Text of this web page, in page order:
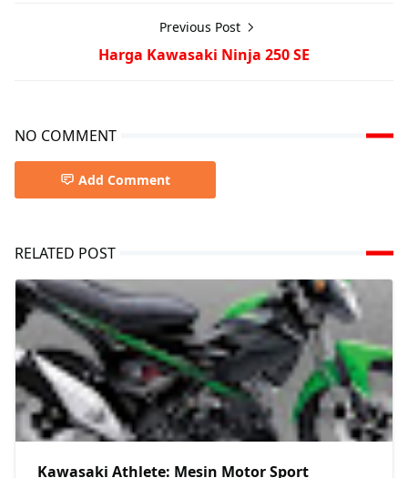
Previous Post
Harga Kawasaki Ninja 250 SE
NO COMMENT
Add Comment
RELATED POST
Kawasaki Athlete: Mesin Motor Sport